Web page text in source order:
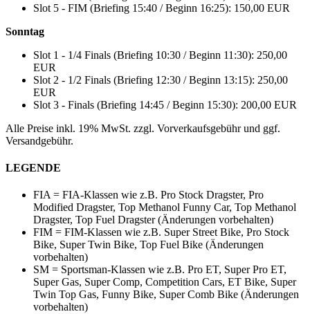
Slot 5 - FIM (Briefing 15:40 / Beginn 16:25): 150,00 EUR
Sonntag
Slot 1 - 1/4 Finals (Briefing 10:30 / Beginn 11:30): 250,00
EUR
Slot 2 - 1/2 Finals (Briefing 12:30 / Beginn 13:15): 250,00
EUR
Slot 3 - Finals (Briefing 14:45 / Beginn 15:30): 200,00 EUR
Alle Preise inkl. 19% MwSt. zzgl. Vorverkaufsgebühr und ggf.
Versandgebühr.
LEGENDE
FIA = FIA-Klassen wie z.B. Pro Stock Dragster, Pro
Modified Dragster, Top Methanol Funny Car, Top Methanol
Dragster, Top Fuel Dragster (Änderungen vorbehalten)
FIM = FIM-Klassen wie z.B. Super Street Bike, Pro Stock
Bike, Super Twin Bike, Top Fuel Bike (Änderungen
vorbehalten)
SM = Sportsman-Klassen wie z.B. Pro ET, Super Pro ET,
Super Gas, Super Comp, Competition Cars, ET Bike, Super
Twin Top Gas, Funny Bike, Super Comb Bike (Änderungen
vorbehalten)